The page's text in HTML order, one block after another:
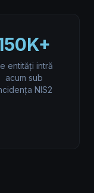
entități intră
acum sub
NIS2